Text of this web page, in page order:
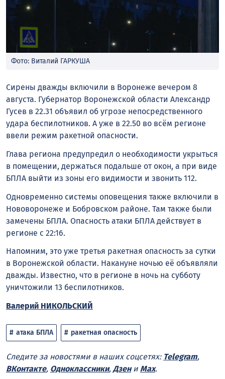
Фото: Виталий ГАРКУША
Сирены дважды включили в Воронеже вечером 8
августа. Губернатор Воронежской области Александр
Гусев в 22.31 объявил об угрозе непосредственного
удара беспилотников. А уже в 22.50 во всём регионе
ввели режим ракетной опасности.
Глава региона предупредил о необходимости укрыться
в помещении, держаться подальше от окон, а при виде
БПЛА выйти из зоны его видимости и звонить 112.
Одновременно системы оповещения также включили в
Нововоронеже и Бобровском районе. Там также были
замечены БПЛА. Опасность атаки БПЛА действует в
регионе с 22:16.
Напомним, это уже третья ракетная опасность за сутки
в Воронежской области. Накануне ночью её объявляли
дважды. Известно, что в регионе в ночь на субботу
уничтожили 13 беспилотников.
Валерий НИКОЛЬСКИЙ
атака БПЛА ракетная опасность
Следите за новостями в наших соцсетях: Telegram,
ВКонтакте, Одноклассники, Дзени Max.